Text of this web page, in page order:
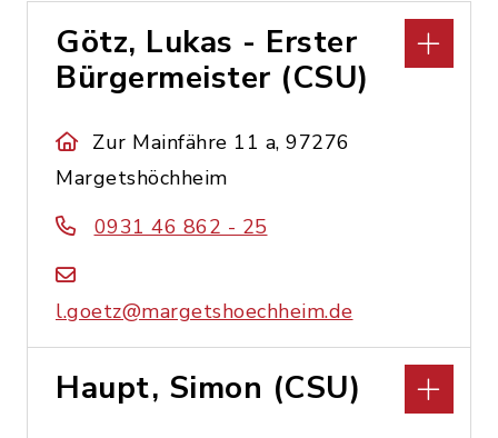
Götz, Lukas - Erster
Bürgermeister (CSU)
Zur Mainfähre 11 a, 97276
Margetshöchheim
0931 46 862 - 25
l.goetz@margetshoechheim.de
Haupt, Simon (CSU)